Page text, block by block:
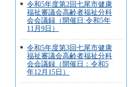
令和5年度第2回七尾市健康
福祉審議会高齢者福祉分科
会会議録（開催日:令和5年
11月9日）
令和5年度第3回七尾市健康
福祉審議会高齢者福祉分科
会会議録（開催日：令和5
年12月15日）